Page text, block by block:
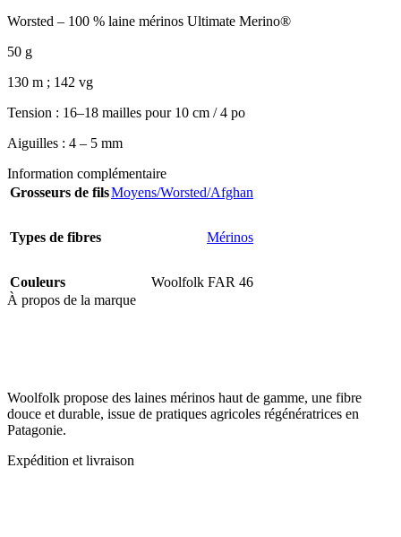
Worsted – 100 % laine mérinos Ultimate Merino®
50 g
130 m ; 142 vg
Tension : 16–18 mailles pour 10 cm / 4 po
Aiguilles : 4 – 5 mm
Information complémentaire
Grosseurs de filsMoyens/Worsted/Afghan
Types de fibres Mérinos
Couleurs
Woolfolk FAR 46
À propos de la marque
Woolfolk propose des laines mérinos haut de gamme, une fibre
douce et durable, issue de pratiques agricoles régénératrices en
Patagonie.
Expédition et livraison